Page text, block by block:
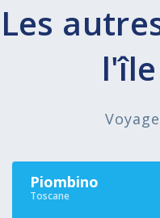
Les
Piombino
Toscane